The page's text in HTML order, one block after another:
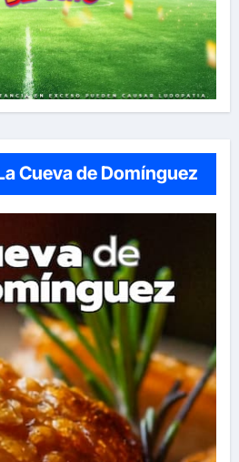
Cueva de Domínguez